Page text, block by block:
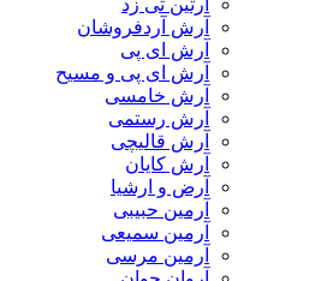
آرتین تی زد
آرش آردفروشان
آرش ای پی
آرش ای پی و مسیح
آرش خامسی
آرش رستمی
آرش قالیچی
آرش کایان
​آرض و ارشیا
آرمین حبیبی
آرمین سمیعی
آرمین مرسی